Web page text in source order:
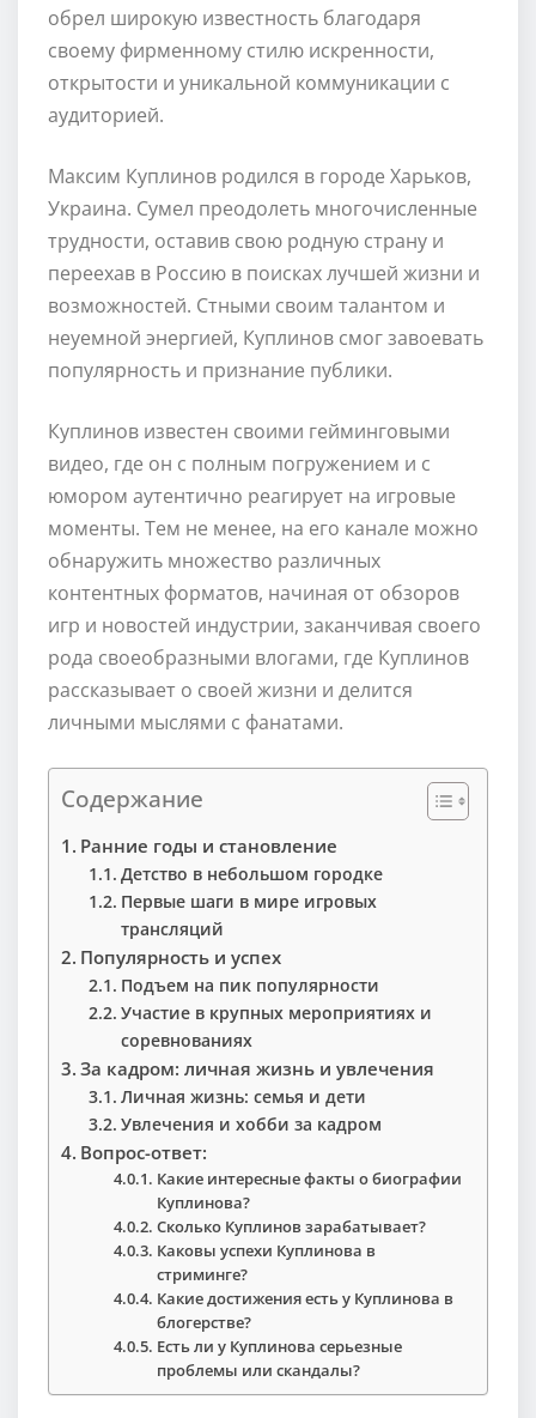
обрел широкую известность благодаря
своему фирменному стилю искренности,
открытости и уникальной коммуникации с
аудиторией.
Максим Куплинов родился в городе Харьков,
Украина. Сумел преодолеть многочисленные
трудности, оставив свою родную страну и
переехав в Россию в поисках лучшей жизни и
возможностей. Стными своим талантом и
неуемной энергией, Куплинов смог завоевать
популярность и признание публики.
Куплинов известен своими гейминговыми
видео, где он с полным погружением и с
юмором аутентично реагирует на игровые
моменты. Тем не менее, на его канале можно
обнаружить множество различных
контентных форматов, начиная от обзоров
игр и новостей индустрии, заканчивая своего
рода своеобразными влогами, где Куплинов
рассказывает о своей жизни и делится
личными мыслями с фанатами.
Содержание
Ранние годы и становление
Детство в небольшом городке
Первые шаги в мире игровых
трансляций
Популярность и успех
Подъем на пик популярности
Участие в крупных мероприятиях и
соревнованиях
За кадром: личная жизнь и увлечения
Личная жизнь: семья и дети
Увлечения и хобби за кадром
Вопрос-ответ:
Какие интересные факты о биографии
Куплинова?
Сколько Куплинов зарабатывает?
Каковы успехи Куплинова в
стриминге?
Какие достижения есть у Куплинова в
блогерстве?
Есть ли у Куплинова серьезные
проблемы или скандалы?